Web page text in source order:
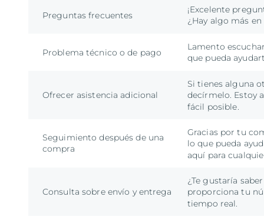
Preguntas frecuentes
¡Excelente
¿Hay algo más
Problema técnico o de pago
Lamento
que pueda
Ofrecer asistencia adicional
Si tienes alguna
decírmelo. Estoy
fácil posible.
Seguimiento después de una
compra
Gracias por tu
lo que pueda
aquí para
Consulta sobre envío y entrega
¿Te gustaría
proporciona tu
tiempo real.